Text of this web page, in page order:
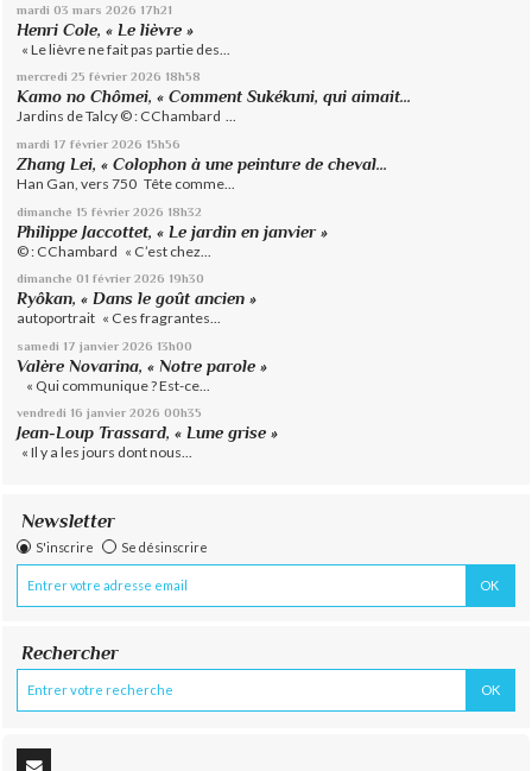
mardi 03 mars 2026 17h21
Henri Cole, « Le lièvre »
« Le lièvre ne fait pas partie des...
mercredi 25 février 2026 18h58
Kamo no Chômei, « Comment Sukékuni, qui aimait...
Jardins de Talcy © : CChambard ...
mardi 17 février 2026 15h56
Zhang Lei, « Colophon à une peinture de cheval...
Han Gan, vers 750 Tête comme...
dimanche 15 février 2026 18h32
Philippe Jaccottet, « Le jardin en janvier »
© : CChambard « C’est chez...
dimanche 01 février 2026 19h30
Ryôkan, « Dans le goût ancien »
autoportrait « Ces fragrantes...
samedi 17 janvier 2026 13h00
Valère Novarina, « Notre parole »
« Qui communique ? Est-ce...
vendredi 16 janvier 2026 00h35
Jean-Loup Trassard, « Lune grise »
« Il y a les jours dont nous...
Newsletter
S'inscrire Se désinscrire
Rechercher